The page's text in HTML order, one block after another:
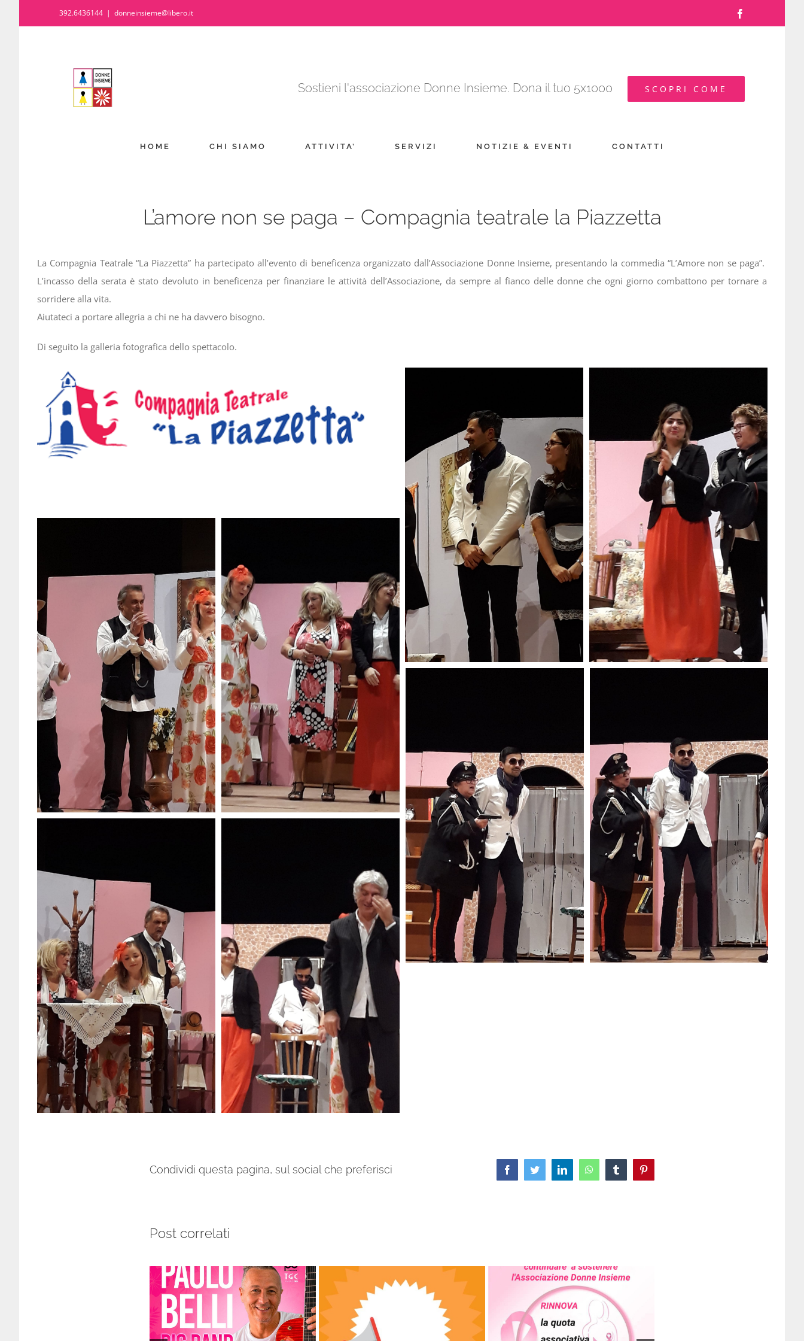
392.6436144 | donneinsieme@libero.it
Sostieni l'associazione Donne Insieme. Dona il tuo 5x1000 SCOPRI COME
HOME CHI SIAMO ATTIVITA’ SERVIZI NOTIZIE & EVENTI CONTATTI
L’amore non se paga – Compagnia teatrale la Piazzetta
La Compagnia Teatrale “La Piazzetta” ha partecipato all’evento di beneficenza organizzato dall’Associazione Donne Insieme, presentando la commedia “L’Amore non se paga”.
L’incasso della serata è stato devoluto in beneficenza per finanziare le attività dell’Associazione, da sempre al fianco delle donne che ogni giorno combattono per tornare a
sorridere alla vita.
Aiutateci a portare allegria a chi ne ha davvero bisogno.
Di seguito la galleria fotografica dello spettacolo.
Condividi questa pagina, sul social che preferisci FacebookTwitterLinkedInWhatsAppTumblrPinterest
Post correlati